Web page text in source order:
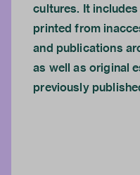
cultures. It
printed from
and publications
as well as original
previously